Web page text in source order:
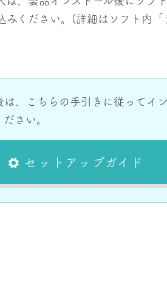
みください。(詳細はソフト内
は、こちらの手引きに従ってイ
さい。
セットアップガイド